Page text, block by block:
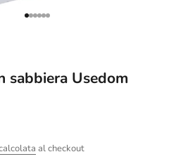
Vai all'articolo 1
Vai all'articolo 2
Vai all'articolo 3
Vai all'articolo 4
Vai all'articolo 5
Vai all'articolo 6
sabbiera Usedom
al checkout